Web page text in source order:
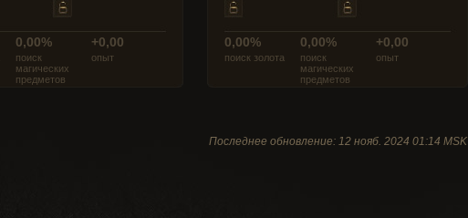
0,00%
поиск
магических
предметов
+0,00
опыт
0,00%
поиск золота
0,00%
поиск
магических
предметов
+0,00
опыт
Последнее обновление: 12 нояб. 2024 01:14 MSK